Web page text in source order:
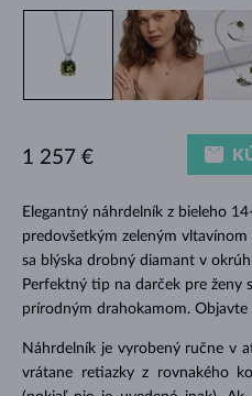
Elegantný náhrdelník z bieleho
predovšetkým zeleným
sa blýska drobný diamant v
Perfektný tip na darček pre ženy
prírodným drahokamom. Objavte
Náhrdelník je vyrobený ručne v
vrátane retiazky z rovnakého
1 257 €